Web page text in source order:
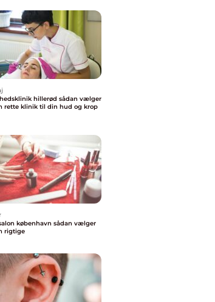
hillerød sådan vælger
rette klinik til din hud og krop
københavn sådan vælger
rigtige